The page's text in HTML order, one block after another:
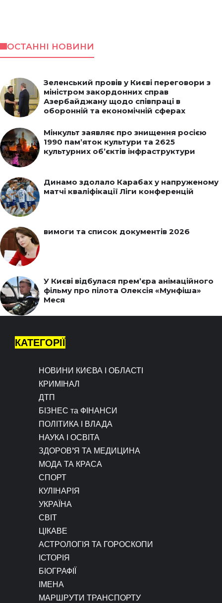
ОСТАННІ НОВИНИ
Зеленський провів у Києві переговори з
міністром закордонних справ
Азербайджану щодо співпраці в
оборонній та економічній сферах
Мінкульт заявляє про знищення росією
1990 пам’яток культури та 2625
культурних об’єктів інфраструктури
Динамо здолало Карабах у напруженому
матчі кваліфікації Ліги конференцій
вимоги та список документів 2026
У Києві відбулася прем’єра анімаційного
фільму про пілота Олексія «Мунфіша»
Меся
КАТЕГОРІЇ
НОВИНИ КИЄВА І ОБЛАСТІ
КРИМІНАЛ
ДТП
БІЗНЕС та ФІНАНСИ
ПОЛІТИКА І ВЛАДА
НАУКА І ОСВІТА
ЗДОРОВ’Я ТА МЕДИЦИНА
МОДА ТА КРАСА
СПОРТ
КУЛІНАРІЯ
УКРАЇНА
СВІТ
ЦІКАВЕ
АСТРОЛОГІЯ ТА ГОРОСКОПИ
ІСТОРІЯ
БІОГРАФІЇ
ІМЕНА
МАРШРУТИ ТРАНСПОРТУ